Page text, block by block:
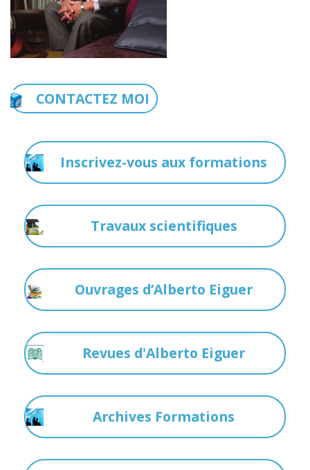
CONTACTEZ MOI
Inscrivez-vous aux formations
Travaux scientifiques
Ouvrages d’Alberto Eiguer
Revues d'Alberto Eiguer
Archives Formations